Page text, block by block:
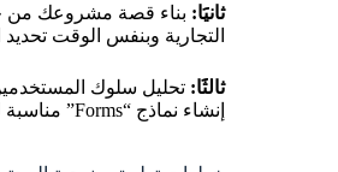
ثانيََا: بناء قصة مشروعك من
التجارية وبنفس الوقت
ثالثََا: تحليل سلوك
إنشاء نماذج “Forms” مناسبة لهم.